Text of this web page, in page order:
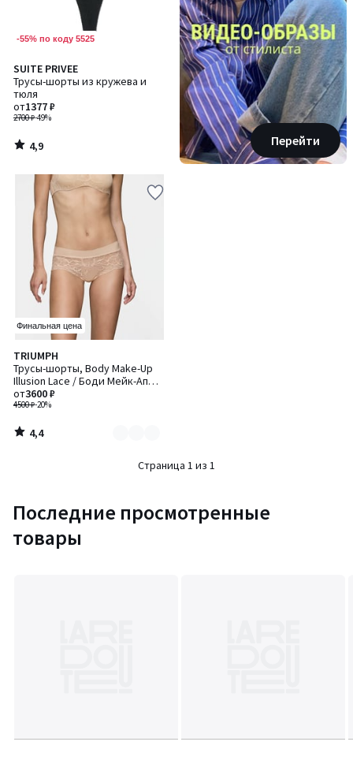
-55% по коду 5525
SUITE PRIVEE
Трусы-шорты из кружева и
тюля
2700 ₽-49%
от1377 ₽
4,9
/ 5
4,9
/
Перейти
Финальная цена
TRIUMPH
Трусы-шорты, Body Make-Up
Illusion Lace / Боди Мейк-Ап
Иллюжен Лэйс
4500 ₽-20%
от3600 ₽
4,4
/ 5
Количество
цветов:
2
4,4
/
Страница 1 из 1
Последние просмотренные
товары